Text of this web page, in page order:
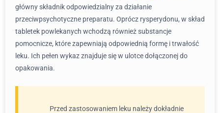
główny składnik odpowiedzialny za działanie
przeciwpsychotyczne preparatu. Oprócz rysperydonu, w skład
tabletek powlekanych wchodzą również substancje
pomocnicze, które zapewniają odpowiednią formę i trwałość
leku. Ich pełen wykaz znajduje się w ulotce dołączonej do
opakowania.
Przed zastosowaniem leku należy dokładnie